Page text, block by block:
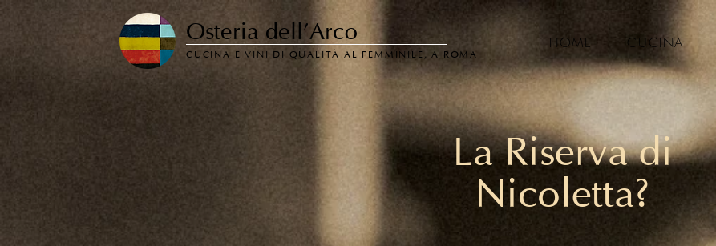
Osteria dell'Arco HOME CUCINA
CUCINA E VINI DI QUALITÀ AL FEMMINILE, A ROMA
La Riserva di
Nicoletta?